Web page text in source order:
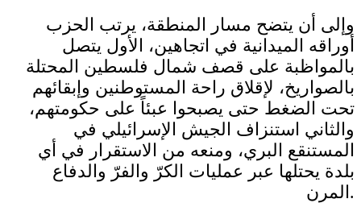
وإلى أن يتضح مسار المنطقة، يرتب الحزب
أوراقه الميدانية في اتجاهين، الأول يتصل
بالمواظبة على قصف شمال فلسطين المحتلة
بالصواريخ، لإقلاق راحة المستوطنين وإبقائهم
تحت الضغط حتى يصبحوا عبئاً على حكومتهم،
والثاني استنزاف الجيش الإسرائيلي في
المستنقع البري، ومنعه من الاستقرار في أي
بلدة يحتلها عبر عمليات الكرّ والفرّ والدفاع
المرن.